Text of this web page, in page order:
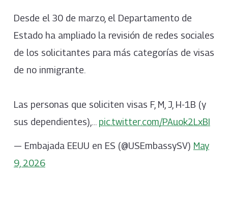
Desde el 30 de marzo, el Departamento de
Estado ha ampliado la revisión de redes sociales
de los solicitantes para más categorías de visas
de no inmigrante.
Las personas que soliciten visas F, M, J, H-1B (y
sus dependientes),… pic.twitter.com/PAuok2LxBI
— Embajada EEUU en ES (@USEmbassySV) May
9, 2026